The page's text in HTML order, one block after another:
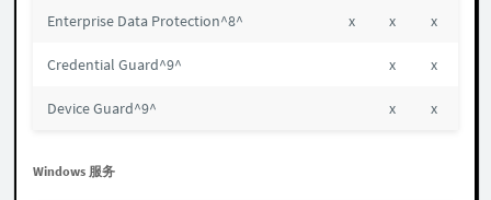
Enterprise Data Protection^8^ x x x
Credential Guard^9^ x x
Device Guard^9^ x x
Windows 服务